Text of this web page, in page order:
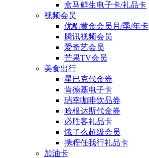
盒马鲜生电子卡/礼品卡
视频会员
优酷黄金会员月/季/年卡
腾讯视频会员
爱奇艺会员
芒果TV会员
美食出行
星巴克代金券
肯德基电子卡
瑞幸咖啡饮品券
哈根达斯代金券
必胜客礼品卡
饿了么超级会员
携程任我行礼品卡
加油卡